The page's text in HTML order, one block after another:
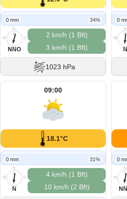
0 mm 34%
N
O
S
W
NNO
2 km/h (1 Bft)
3 km/h (1 Bft)
1023 hPa
0
N
S
W
N
09:00
18.1°C
0 mm 31%
N
O
S
W
N
4 km/h (1 Bft)
10 km/h (2 Bft)
0
N
S
W